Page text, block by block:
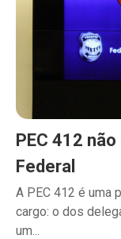
PEC 412
Federal
A PEC 412 é uma
cargo: o dos
um...